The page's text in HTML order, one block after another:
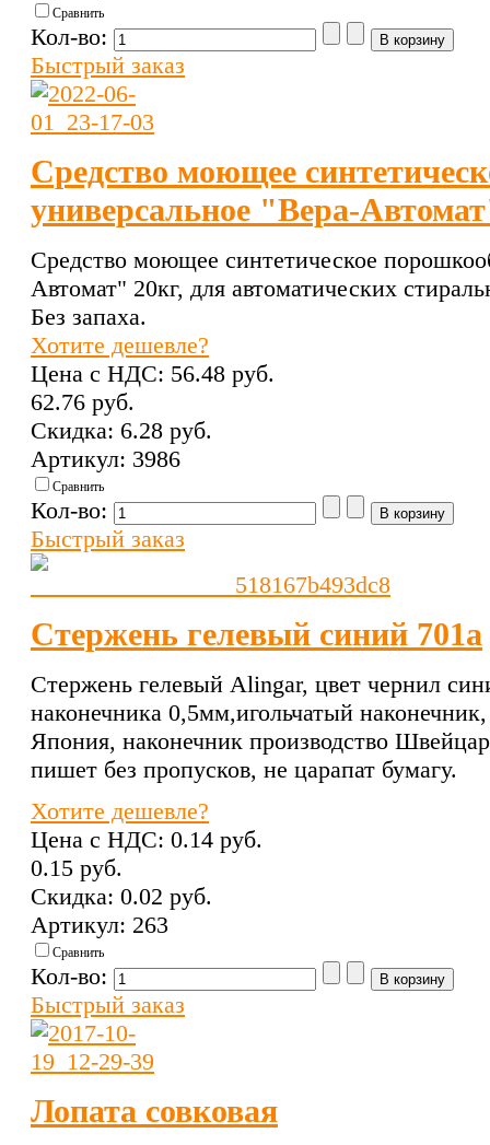
Сравнить
Кол-во:
Быстрый заказ
Средство моющее
универсальное "Вера-
Средство моющее синтетическое
Автомат" 20кг, для автоматических
Без запаха.
Хотите дешевле?
Цена с НДС: 56.48 pуб.
62.76 pуб.
Скидка: 6.28 pуб.
Артикул: 3986
Сравнить
Кол-во:
Быстрый заказ
Стержень гелевый синий 701a
Стержень гелевый Alingar, цвет чернил
наконечника 0,5мм,игольчатый
Япония, наконечник производство
пишет без пропусков, не царапат бумагу.
Хотите дешевле?
Цена с НДС: 0.14 pуб.
0.15 pуб.
Скидка: 0.02 pуб.
Артикул: 263
Сравнить
Кол-во:
Быстрый заказ
Лопата совковая